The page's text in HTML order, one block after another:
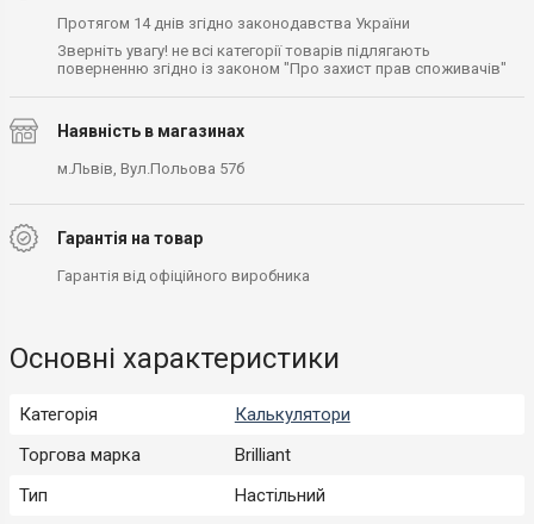
Протягом 14 днів згідно законодавства України
Зверніть увагу! не всі категорії товарів підлягають
поверненню згідно із законом "Про захист прав споживачів"
Наявність в магазинах
м.Львів, Вул.Польова 57б
Гарантія на товар
Гарантія від офіційного виробника
Основні характеристики
Категорія
Калькулятори
Торгова марка
Brilliant
Тип
Настільний